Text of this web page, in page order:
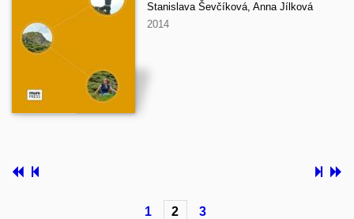
Stanislava Ševčíková, Anna Jílková
2014
1 2 3